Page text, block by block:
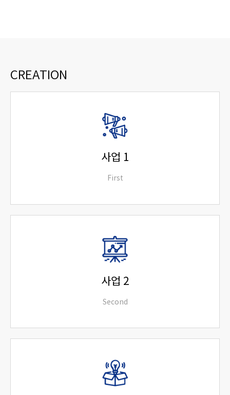
CREATION
사업 1
First
Lorem ipsum dolor sit amet consectetur
adipiscing elit dolor
read more
사업 2
Second
Lorem ipsum dolor sit amet consectetur
adipiscing elit dolor